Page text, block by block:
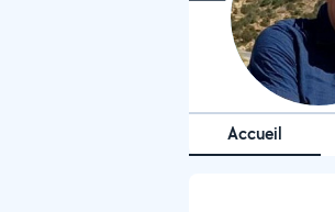
Accueil